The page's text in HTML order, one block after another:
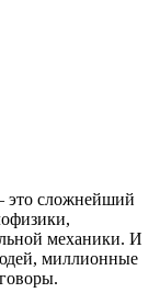
это сложнейший
механики. И
миллионные